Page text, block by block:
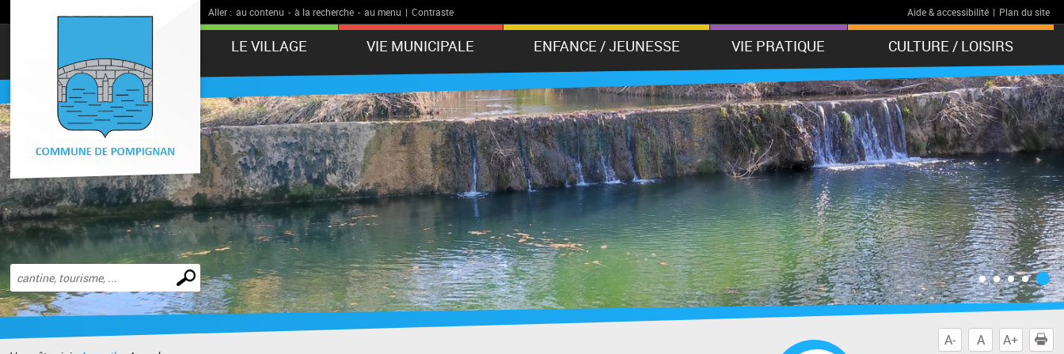
Aller : au contenu - à la recherche - au menu | Contraste Aide & accessibilité | Plan du site
LE VILLAGE VIE MUNICIPALE ENFANCE / JEUNESSE VIE PRATIQUE CULTURE / LOISIRS
Effectuer
une
recherche
A- A A+